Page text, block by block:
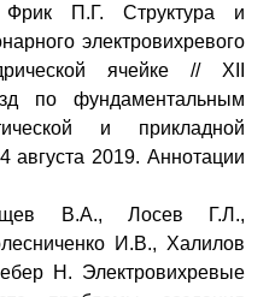
П.Г. Структура и
электровихревого
ячейке // XII
по фундаментальным
и прикладной
августа 2019. Аннотации
В.А., Лосев Г.Л.,
И.В., Халилов
Н. Электровихревые